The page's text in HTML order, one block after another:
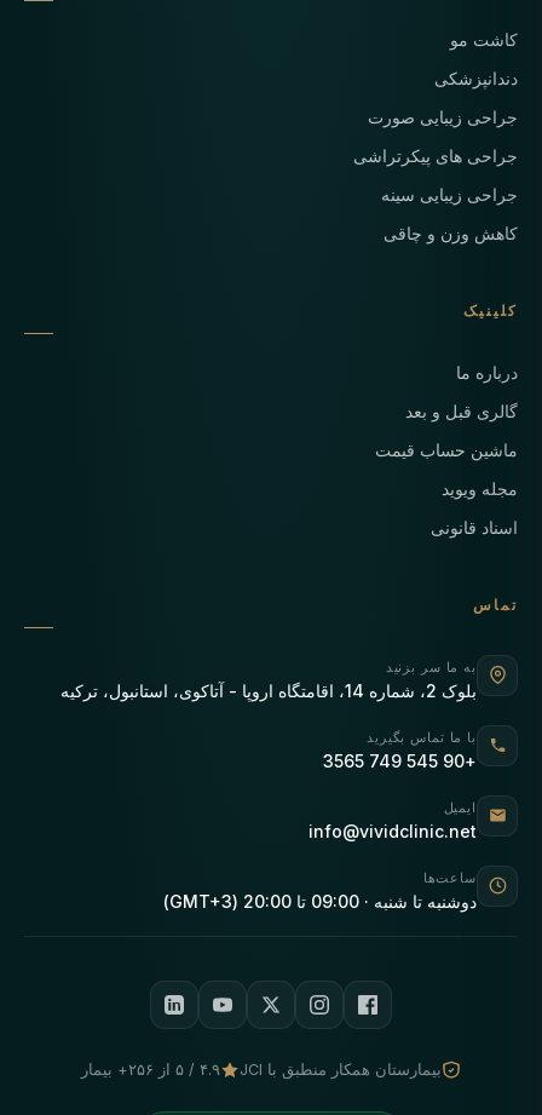
کاشت مو
دندانپزشکی
جراحی زیبایی صورت
جراحی های پیکرتراشی
جراحی زیبایی سینه
کاهش وزن و چاقی
کلینیک
درباره ما
گالری قبل و بعد
ماشین حساب قیمت
مجله ویوید
اسناد قانونی
تماس
به ما سر بزنید
بلوک 2، شماره 14، اقامتگاه اروپا - آتاکوی، استانبول، ترکیه
با ما تماس بگیرید
+90 545 749 3565
ایمیل
info@vividclinic.net
ساعت‌ها
دوشنبه تا شنبه · 09:00 تا 20:00 (GMT+3)
بیمارستان همکار منطبق با JCI ۴.۹ / ۵ از ۲۵۶+ بیمار